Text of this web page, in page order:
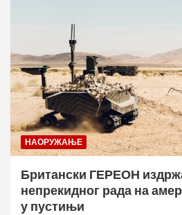
НАОРУЖАЊЕ
Британски ГЕРЕОН
непрекидног рада на
у пустињи